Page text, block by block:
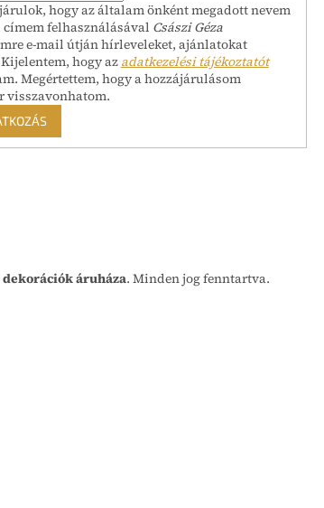
hogy az általam önként megadott nevem
címem felhasználásával Császi Géza
e-mail útján hírleveleket, ajánlatokat
hogy azadatkezelési tájékoztatót
Megértettem, hogy a hozzájárulásom
visszavonhatom.
áruháza. Minden jog fenntartva.